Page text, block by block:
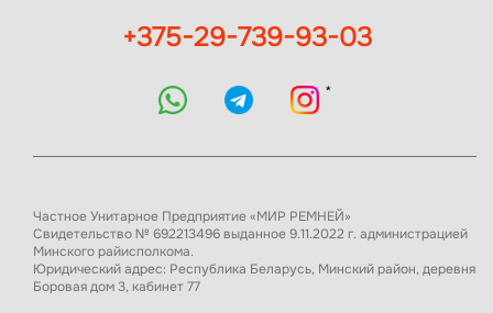
+375-29-739-93-03
*
Частное Унитарное Предприятие «МИР РЕМНЕЙ»
Свидетельство № 692213496 выданное 9.11.2022 г. администрацией
Минского райисполкома.
Юридический адрес: Республика Беларусь, Минский район, деревня
Боровая дом 3, кабинет 77